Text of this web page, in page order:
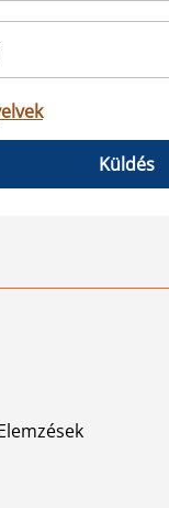
Küldés